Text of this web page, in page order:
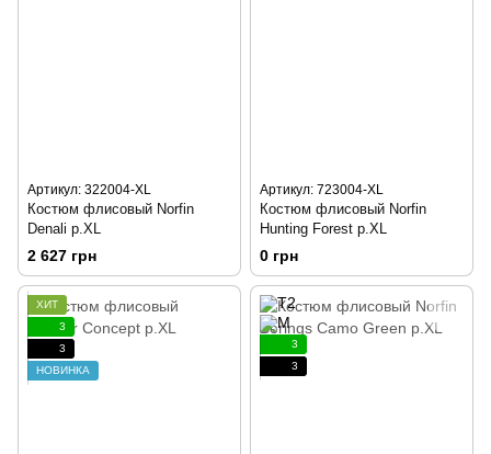
Артикул: 322004-XL
Костюм флисовый Norfin
Denali р.XL
2 627 грн
Артикул: 723004-XL
Костюм флисовый Norfin
Hunting Forest р.XL
0 грн
ХИТ
3
3
НОВИНКА
3
3